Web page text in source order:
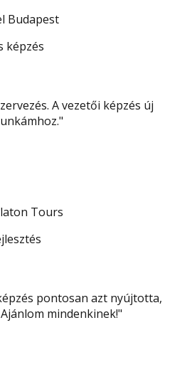
Budapest
képzés
A vezetői képzés új
"
Tours
pontosan azt nyújtotta,
mindenkinek!"